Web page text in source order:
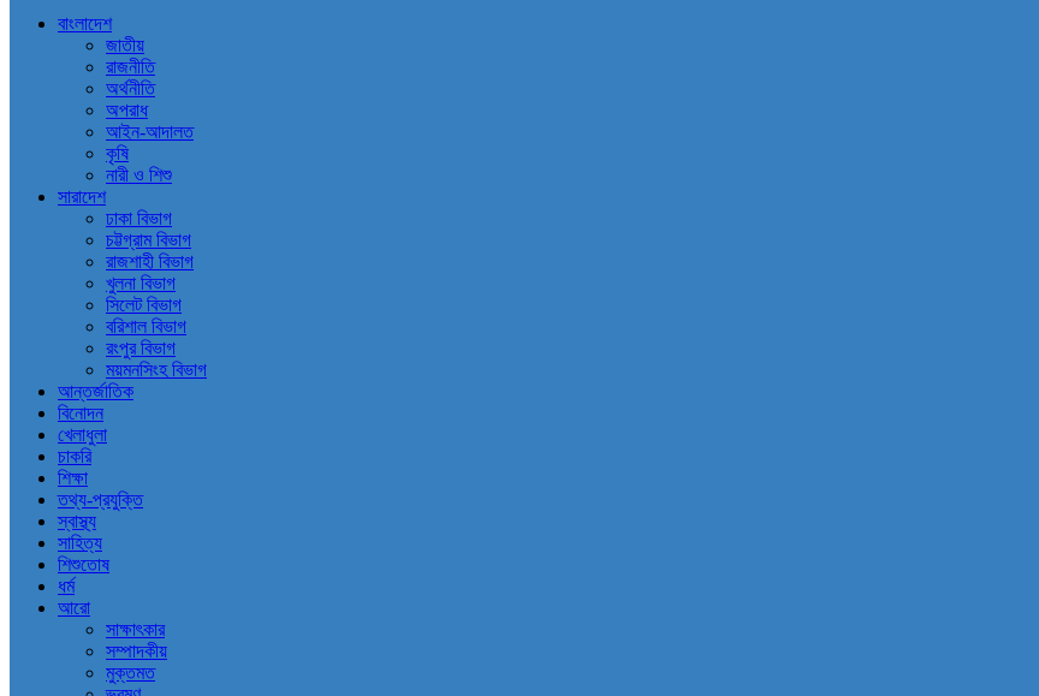
বাংলাদেশ
জাতীয়
রাজনীতি
অর্থনীতি
অপরাধ
আইন-আদালত
কৃষি
নারী ও শিশু
সারাদেশ
ঢাকা বিভাগ
চট্টগ্রাম বিভাগ
রাজশাহী বিভাগ
খুলনা বিভাগ
সিলেট বিভাগ
বরিশাল বিভাগ
রংপুর বিভাগ
ময়মনসিংহ বিভাগ
আন্তর্জাতিক
বিনোদন
খেলাধুলা
চাকরি
শিক্ষা
তথ্য-প্রযুক্তি
স্বাস্থ্য
সাহিত্য
শিশুতোষ
ধর্ম
আরো
সাক্ষাৎকার
সম্পাদকীয়
মুক্তমত